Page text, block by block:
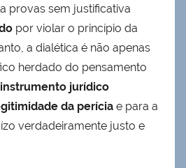
provas sem justificativa
por violar o princípio da
a dialética é não apenas
herdado do pensamento
instrumento jurídico
da perícia e para a
verdadeiramente justo e